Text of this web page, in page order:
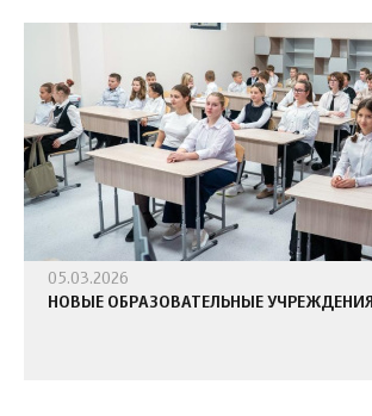
05.03.2026
НОВЫЕ ОБРАЗОВАТЕЛЬНЫЕ УЧРЕЖДЕНИЯ